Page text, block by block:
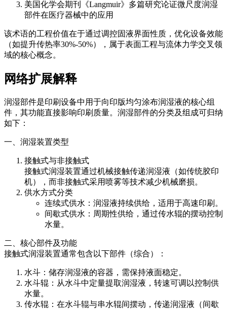
美国化学会期刊《Langmuir》多篇研究论证微尺度润湿
部件在医疗器械中的应用
该术语的工程价值在于通过调控固液界面性质，优化设备效能
（如提升传热率30%-50%），属于表面工程与流体力学交叉领
域的核心概念。
网络扩展解释
润湿部件是印刷设备中用于向印版均匀涂布润湿液的核心组
件，其功能直接影响印刷质量。润湿部件的分类及组成可归纳
如下：
一、润湿装置类型
接触式与非接触式
接触式润湿装置通过机械接触传递润湿液（如传统胶印
机），而非接触式采用喷雾等技术减少机械磨损。
供水方式分类
连续式供水：润湿液持续供给，适用于高速印刷。
间歇式供水：周期性供给，通过传水辊的摆动控制
水量。
二、核心部件及功能
接触式润湿装置通常包含以下部件（综合）：
水斗：储存润湿液的容器，需保持液面稳定。
水斗辊：从水斗中定量提取润湿液，转速可调以控制供
水量。
传水辊：在水斗辊与串水辊间摆动，传递润湿液（间歇